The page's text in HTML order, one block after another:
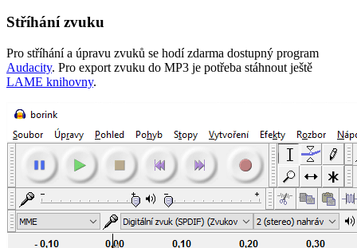
Stříhání zvuku
Pro stříhání a úpravu zvuků se hodí zdarma dostupný program
Audacity. Pro export zvuku do MP3 je potřeba stáhnout ještě
LAME knihovny.